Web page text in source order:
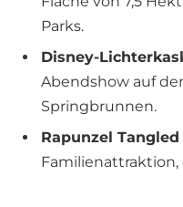
Parks.
Disney-
Abendshow auf
Springbrunnen.
Rapunzel Tangled
Familienattraktion,